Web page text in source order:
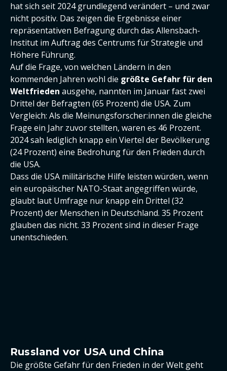
hat sich seit 2024 grundlegend verändert – und zwar
nicht positiv. Das zeigen die Ergebnisse einer
repräsentativen Befragung durch das Allensbach-
Institut im Auftrag des Centrums für Strategie und
Höhere Führung.
Auf die Frage, von welchen Ländern in den
kommenden Jahren wohl die größte Gefahr für den
Weltfrieden ausgehe, nannten im Januar fast zwei
Drittel der Befragten (65 Prozent) die USA. Zum
Vergleich: Als die Meinungsforscher:innen die gleiche
Frage ein Jahr zuvor stellten, waren es 46 Prozent.
2024 sah lediglich knapp ein Viertel der Bevölkerung
(24 Prozent) eine Bedrohung für den Frieden durch
die USA.
Dass die USA militärische Hilfe leisten würden, wenn
ein europäischer NATO-Staat angegriffen würde,
glaubt laut Umfrage nur knapp ein Drittel (32
Prozent) der Menschen in Deutschland. 35 Prozent
glauben das nicht. 33 Prozent sind in dieser Frage
unentschieden.
Russland vor USA und China
Die größte Gefahr für den Frieden in der Welt geht